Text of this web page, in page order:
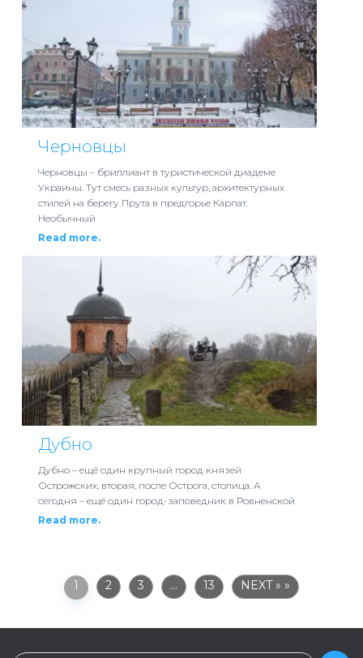
Черновцы
Черновцы – бриллиант в туристической диадеме
Украины. Тут смесь разных культур, архитектурных
стилей на берегу Прута в предгорье Карпат.
Необычный
Read more.
Дубно
Дубно – ещё один крупный город князей
Острожских, вторая, после Острога, столица. А
сегодня – ещё один город-заповедник в Ровненской
Read more.
1 2 3 … 13 NEXT »